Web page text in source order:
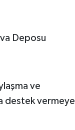
Deposu
ve
destek vermeye